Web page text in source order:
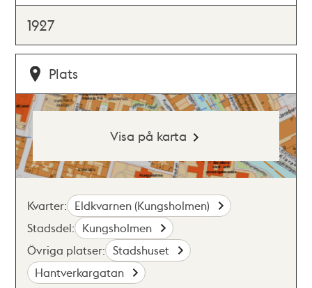
1927
Plats
Visa på karta
Kvarter: Eldkvarnen (Kungsholmen)
Stadsdel: Kungsholmen
Övriga platser: Stadshuset
Hantverkargatan